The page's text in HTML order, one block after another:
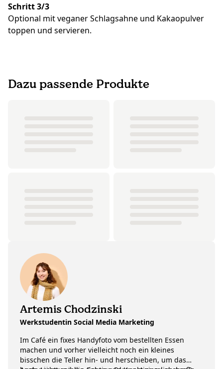
Schritt 3/3
Optional mit veganer Schlagsahne und Kakaopulver
toppen und servieren.
Dazu passende Produkte
Artemis Chodzinski
Werkstudentin Social Media Marketing
Im Café ein fixes Handyfoto vom bestellten Essen
machen und vorher vielleicht noch ein kleines
bisschen die Teller hin- und herschieben, um das